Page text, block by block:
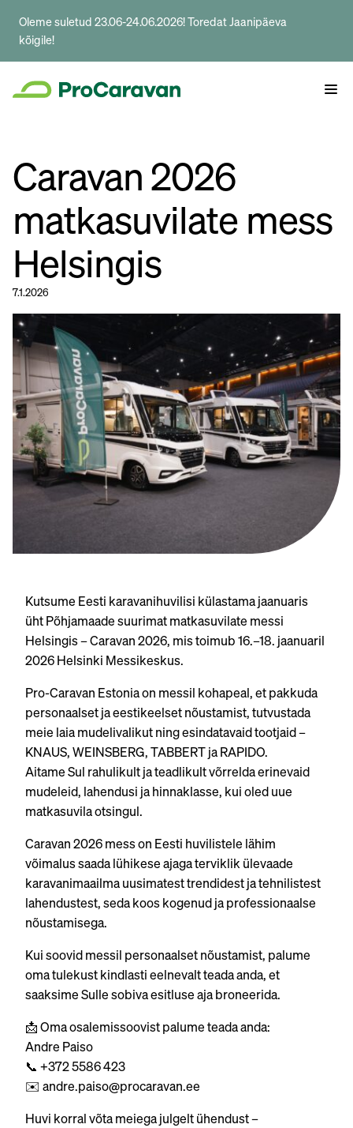
Oleme suletud 23.06-24.06.2026! Toredat Jaanipäeva
kõigile!
Caravan 2026
matkasuvilate mess
Helsingis
7.1.2026
Kutsume Eesti karavanihuvilisi külastama jaanuaris
üht Põhjamaade suurimat matkasuvilate messi
Helsingis – Caravan 2026, mis toimub 16.–18. jaanuaril
2026 Helsinki Messikeskus.
Pro-Caravan Estonia on messil kohapeal, et pakkuda
personaalset ja eestikeelset nõustamist, tutvustada
meie laia mudelivalikut ning esindatavaid tootjaid –
KNAUS, WEINSBERG, TABBERT ja RAPIDO.
Aitame Sul rahulikult ja teadlikult võrrelda erinevaid
mudeleid, lahendusi ja hinnaklasse, kui oled uue
matkasuvila otsingul.
Caravan 2026 mess on Eesti huvilistele lähim
võimalus saada lühikese ajaga terviklik ülevaade
karavanimaailma uusimatest trendidest ja tehnilistest
lahendustest, seda koos kogenud ja professionaalse
nõustamisega.
Kui soovid messil personaalset nõustamist, palume
oma tulekust kindlasti eelnevalt teada anda, et
saaksime Sulle sobiva esitluse aja broneerida.
📩 Oma osalemissoovist palume teada anda:
Andre Paiso
📞 +372 5586 423
✉️ andre.paiso@procaravan.ee
Huvi korral võta meiega julgelt ühendust –